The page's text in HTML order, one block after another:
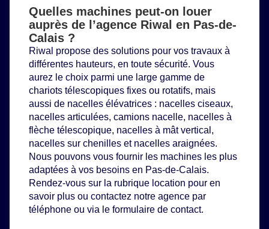
Quelles machines peut-on louer
auprès de l’agence Riwal en Pas-de-
Calais ?
Riwal propose des solutions pour vos travaux à
différentes hauteurs, en toute sécurité. Vous
aurez le choix parmi une large gamme de
chariots télescopiques fixes ou rotatifs, mais
aussi de nacelles élévatrices : nacelles ciseaux,
nacelles articulées, camions nacelle, nacelles à
flèche télescopique, nacelles à mât vertical,
nacelles sur chenilles et nacelles araignées.
Nous pouvons vous fournir les machines les plus
adaptées à vos besoins en Pas-de-Calais.
Rendez-vous sur la rubrique location pour en
savoir plus ou contactez notre agence par
téléphone ou via le formulaire de contact.